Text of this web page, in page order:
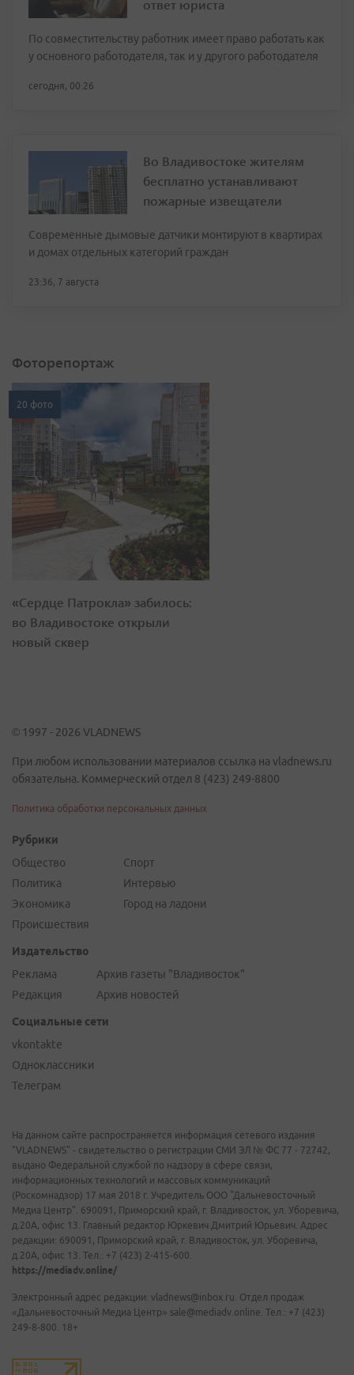
ответ юриста
По совместительству работник имеет право работать как
у основного работодателя, так и у другого работодателя
сегодня, 00:26
Во Владивостоке жителям
бесплатно устанавливают
пожарные извещатели
Современные дымовые датчики монтируют в квартирах
и домах отдельных категорий граждан
23:36, 7 августа
Фоторепортаж
20 фото
«Сердце Патрокла» забилось:
во Владивостоке открыли
новый сквер
© 1997 - 2026 VLADNEWS
При любом использовании материалов ссылка на vladnews.ru
обязательна. Коммерческий отдел 8 (423) 249-8800
Политика обработки персональных данных
Рубрики
Общество
Политика
Экономика
Происшествия
Спорт
Интервью
Город на ладони
Издательство
Реклама
Редакция
Архив газеты "Владивосток"
Архив новостей
Социальные сети
vkontakte
Одноклассники
Телеграм
На данном сайте распространяется информация сетевого издания
"VLADNEWS" - свидетельство о регистрации СМИ ЭЛ № ФС 77 - 72742,
выдано Федеральной службой по надзору в сфере связи,
информационных технологий и массовых коммуникаций
(Роскомнадзор) 17 мая 2018 г. Учредитель ООО "Дальневосточный
Медиа Центр". 690091, Приморский край, г. Владивосток, ул. Уборевича,
д.20А, офис 13. Главный редактор Юркевич Дмитрий Юрьевич. Адрес
редакции: 690091, Приморский край, г. Владивосток, ул. Уборевича,
д.20А, офис 13. Тел.: +7 (423) 2-415-600.
https://mediadv.online/
Электронный адрес редакции: vladnews@inbox.ru. Отдел продаж
«Дальневосточный Медиа Центр» sale@mediadv.online. Тел.: +7 (423)
249-8-800. 18+